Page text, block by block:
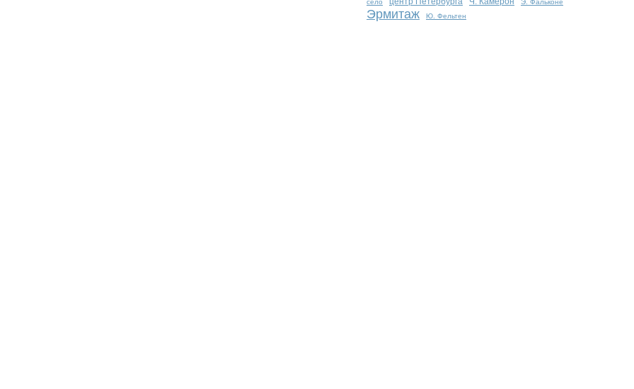
село
Э. Фальконе
Эрмитаж Ю. Фельтен